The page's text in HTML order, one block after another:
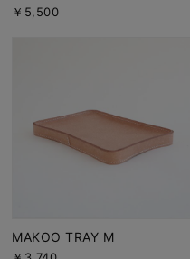
￥5,500
MAKOO TRAY M